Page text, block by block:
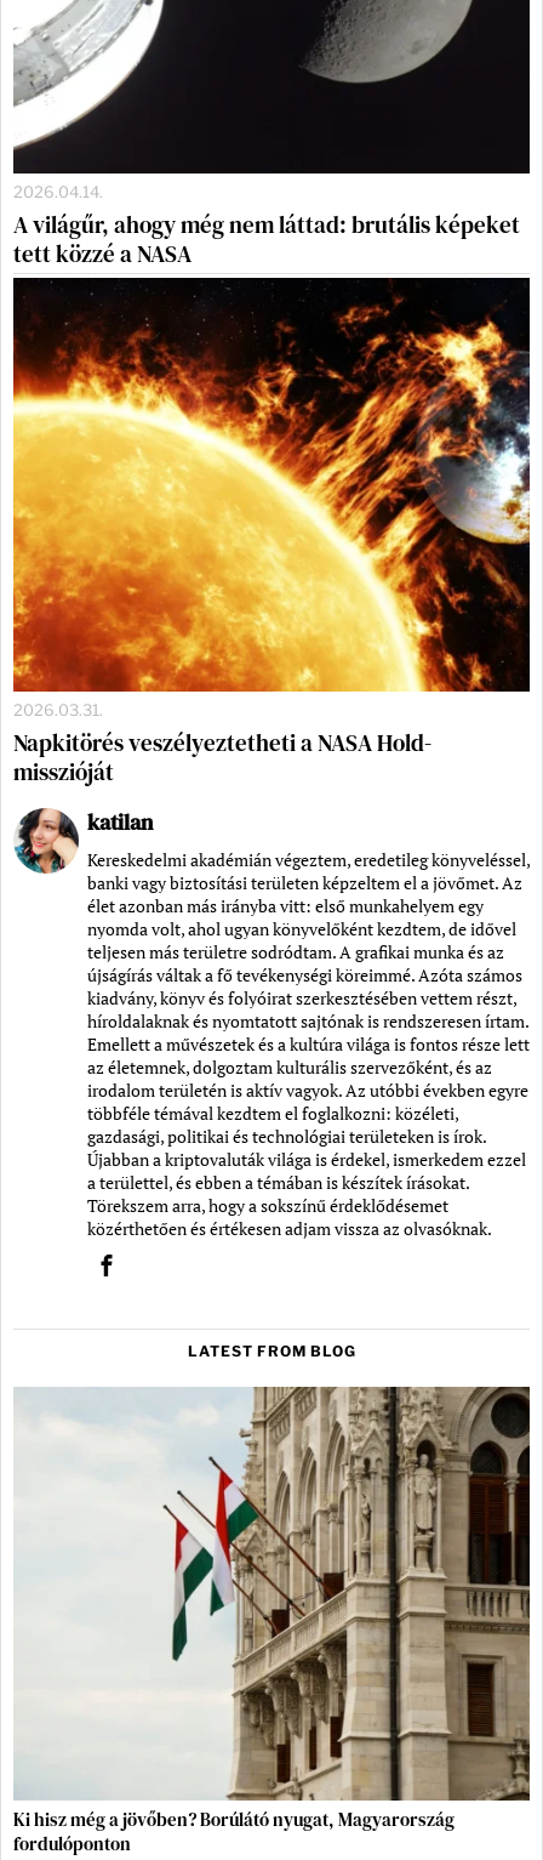
2026.04.14.
A világűr, ahogy még nem láttad: brutális képeket
tett közzé a NASA
2026.03.31.
Napkitörés veszélyeztetheti a NASA Hold-
misszióját
katilan
Kereskedelmi akadémián végeztem, eredetileg könyveléssel,
banki vagy biztosítási területen képzeltem el a jövőmet. Az
élet azonban más irányba vitt: első munkahelyem egy
nyomda volt, ahol ugyan könyvelőként kezdtem, de idővel
teljesen más területre sodródtam. A grafikai munka és az
újságírás váltak a fő tevékenységi köreimmé. Azóta számos
kiadvány, könyv és folyóirat szerkesztésében vettem részt,
híroldalaknak és nyomtatott sajtónak is rendszeresen írtam.
Emellett a művészetek és a kultúra világa is fontos része lett
az életemnek, dolgoztam kulturális szervezőként, és az
irodalom területén is aktív vagyok. Az utóbbi években egyre
többféle témával kezdtem el foglalkozni: közéleti,
gazdasági, politikai és technológiai területeken is írok.
Újabban a kriptovaluták világa is érdekel, ismerkedem ezzel
a területtel, és ebben a témában is készítek írásokat.
Törekszem arra, hogy a sokszínű érdeklődésemet
közérthetően és értékesen adjam vissza az olvasóknak.
LATEST FROM BLOG
Ki hisz még a jövőben? Borúlátó nyugat, Magyarország
fordulóponton